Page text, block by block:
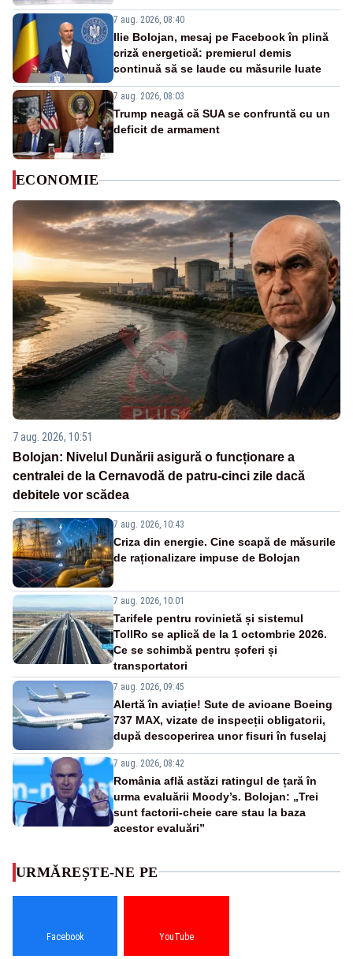
7 aug. 2026, 08:40
Ilie Bolojan, mesaj pe Facebook în plină
criză energetică: premierul demis
continuă să se laude cu măsurile luate
7 aug. 2026, 08:03
Trump neagă că SUA se confruntă cu un
deficit de armament
ECONOMIE
7 aug. 2026, 10:51
Bolojan: Nivelul Dunării asigură o funcționare a
centralei de la Cernavodă de patru-cinci zile dacă
debitele vor scădea
7 aug. 2026, 10:43
Criza din energie. Cine scapă de măsurile
de raționalizare impuse de Bolojan
7 aug. 2026, 10:01
Tarifele pentru rovinietă și sistemul
TollRo se aplică de la 1 octombrie 2026.
Ce se schimbă pentru șoferi și
transportatori
7 aug. 2026, 09:45
Alertă în aviație! Sute de avioane Boeing
737 MAX, vizate de inspecții obligatorii,
după descoperirea unor fisuri în fuselaj
7 aug. 2026, 08:42
România află astăzi ratingul de țară în
urma evaluării Moody’s. Bolojan: „Trei
sunt factorii-cheie care stau la baza
acestor evaluări”
URMĂREȘTE-NE PE
Facebook YouTube